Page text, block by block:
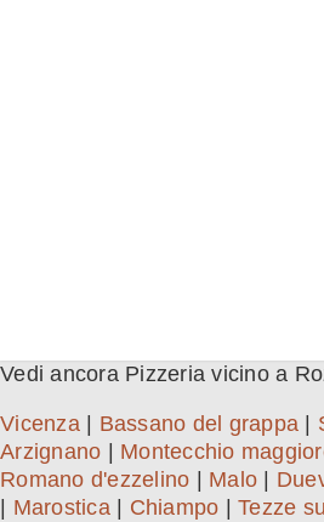
Vedi ancora Pizzeria vicino a
Vicenza| Bassano del grappa
Arzignano
Montecchio
Romano d'ezzelino
Malo
Marostica| Chiampo Tezze